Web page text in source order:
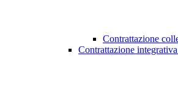
Contrattazione
Contrattazione integrativa